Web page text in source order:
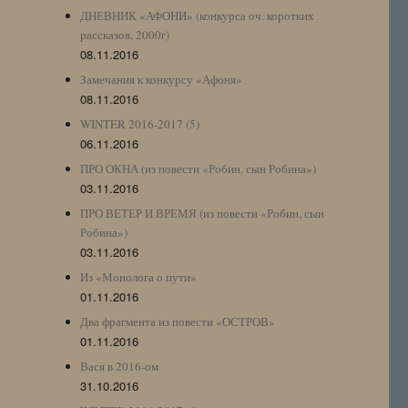
ДНЕВНИК «АФОНИ» (конкурса оч. коротких
рассказов, 2000г)
08.11.2016
Замечания к конкурсу «Афоня»
08.11.2016
WINTER 2016-2017 (5)
06.11.2016
ПРО ОКНА (из повести «Робин, сын Робина»)
03.11.2016
ПРО ВЕТЕР И ВРЕМЯ (из повести «Робин, сын
Робина»)
03.11.2016
Из «Монолога о пути»
01.11.2016
Два фрагмента из повести «ОСТРОВ»
01.11.2016
Вася в 2016-ом
31.10.2016